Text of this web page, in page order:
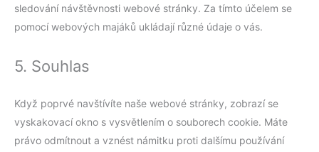
sledování návštěvnosti webové stránky. Za tímto účelem se
pomocí webových majáků ukládají různé údaje o vás.
5. Souhlas
Když poprvé navštívíte naše webové stránky, zobrazí se
vyskakovací okno s vysvětlením o souborech cookie. Máte
právo odmítnout a vznést námitku proti dalšímu používání